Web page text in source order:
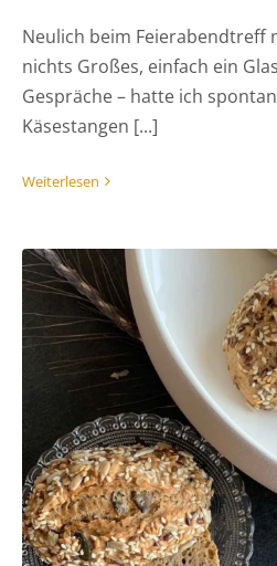
Neulich beim Feierabendtreff
nichts Großes, einfach ein
Gespräche – hatte ich
Käsestangen [...]
Weiterlesen